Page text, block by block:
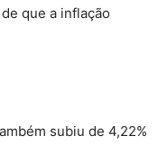
que a inflação
subiu de 4,22%